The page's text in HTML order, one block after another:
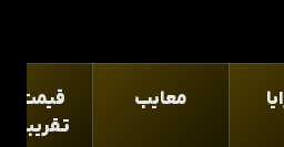
معایب
قیمت
تقریبی